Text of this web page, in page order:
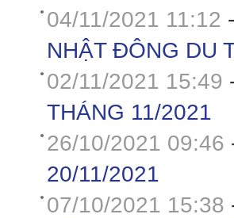
04/11/2021 11:12 -
NHẬT ĐÔNG DU
02/11/2021 15:49
THÁNG 11/2021
26/10/2021 09:46
20/11/2021
07/10/2021 15:38